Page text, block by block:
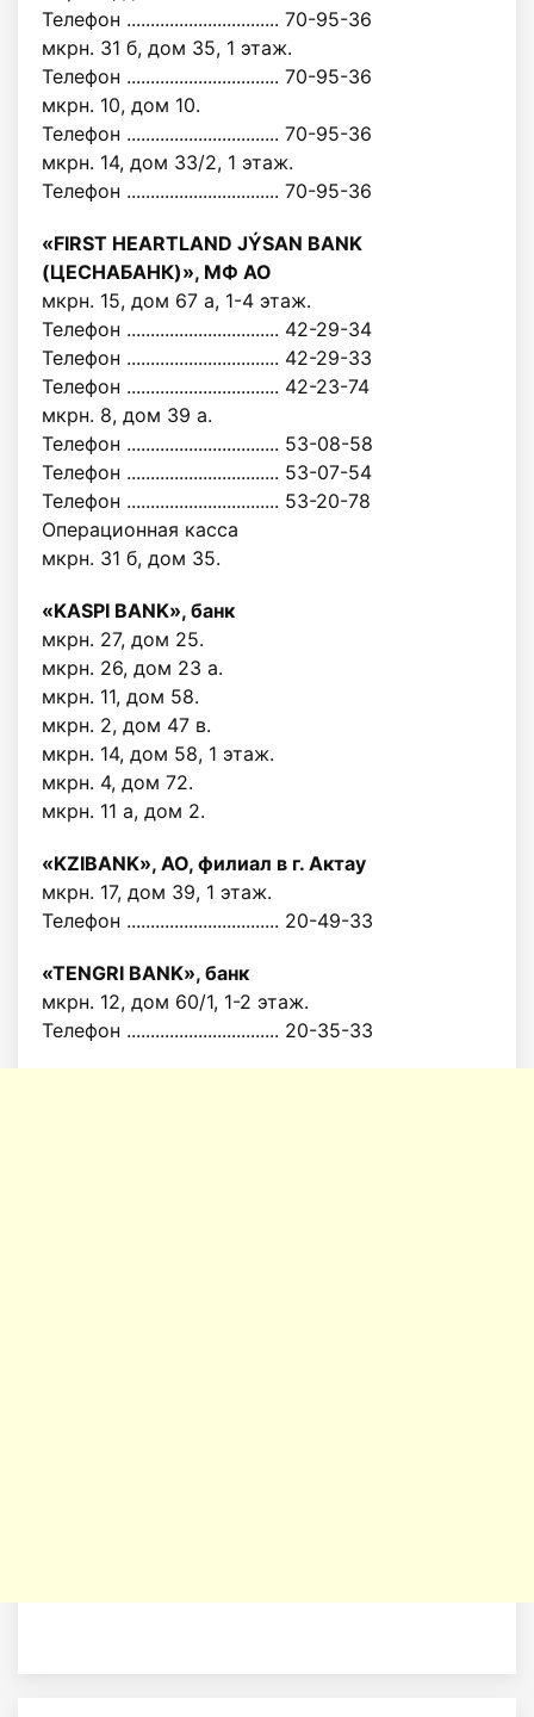
Телефон ................................ 70-95-36
мкрн. 31 б, дом 35, 1 этаж.
Телефон ................................ 70-95-36
мкрн. 10, дом 10.
Телефон ................................ 70-95-36
мкрн. 14, дом 33/2, 1 этаж.
Телефон ................................ 70-95-36
«FIRST HEARTLAND JÝSAN BANK
(ЦЕСНАБАНК)», МФ АО
мкрн. 15, дом 67 а, 1-4 этаж.
Телефон ................................ 42-29-34
Телефон ................................ 42-29-33
Телефон ................................ 42-23-74
мкрн. 8, дом 39 а.
Телефон ................................ 53-08-58
Телефон ................................ 53-07-54
Телефон ................................ 53-20-78
Операционная касса
мкрн. 31 б, дом 35.
«KASPI BANK», банк
мкрн. 27, дом 25.
мкрн. 26, дом 23 а.
мкрн. 11, дом 58.
мкрн. 2, дом 47 в.
мкрн. 14, дом 58, 1 этаж.
мкрн. 4, дом 72.
мкрн. 11 а, дом 2.
«KZIBANK», АО, филиал в г. Актау
мкрн. 17, дом 39, 1 этаж.
Телефон ................................ 20-49-33
«TENGRI BANK», банк
мкрн. 12, дом 60/1, 1-2 этаж.
Телефон ................................ 20-35-33